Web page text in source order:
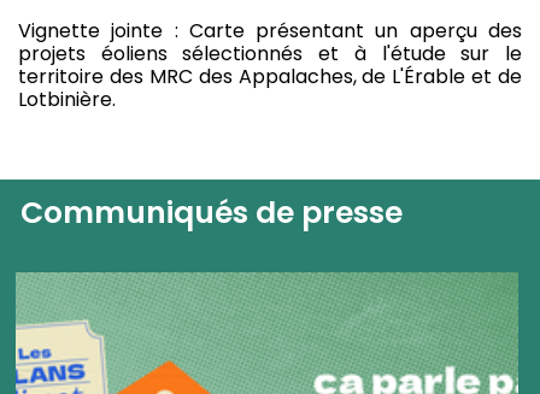
Vignette jointe : Carte présentant un aperçu des
projets éoliens sélectionnés et à l'étude sur le
territoire des MRC des Appalaches, de L'Érable et de
Lotbinière.
Communiqués de presse